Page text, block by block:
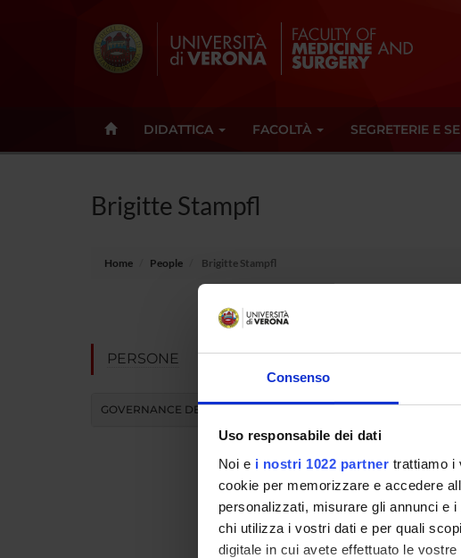
Consenso
Uso responsabile dei dati
Noi e i nostri 1022 partner trattiamo i
cookie per memorizzare e accedere
personalizzati, misurare gli annunci e
chi utilizza i vostri dati e per quali
digitale in cui avete effettuato le
DIDATTICA FACOLTÀ SEGRETERIE E
Brigitte Stampfl
Home People Brigitte Stampfl
PERSONE
GOVERNANCE DELLA FACOLTÀ
Not present since
Teaching 0